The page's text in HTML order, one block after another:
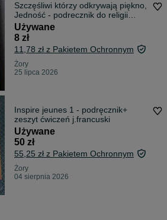
Szczęśliwi którzy odkrywają piękno,
Jedność - podrecznik do religii
klasa 6
Używane
8 zł
11,78 zł z Pakietem Ochronnym
Żory
25 lipca 2026
Inspire jeunes 1 - podręcznik+
zeszyt ćwiczeń j.francuski
Używane
50 zł
55,25 zł z Pakietem Ochronnym
Żory
04 sierpnia 2026